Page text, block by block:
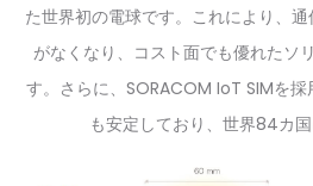
た世界初の電球です。これにより、
がなくなり、コスト面でも優れたソ
す。さらに、SORACOM IoT SIMを
も安定しており、世界84カ国